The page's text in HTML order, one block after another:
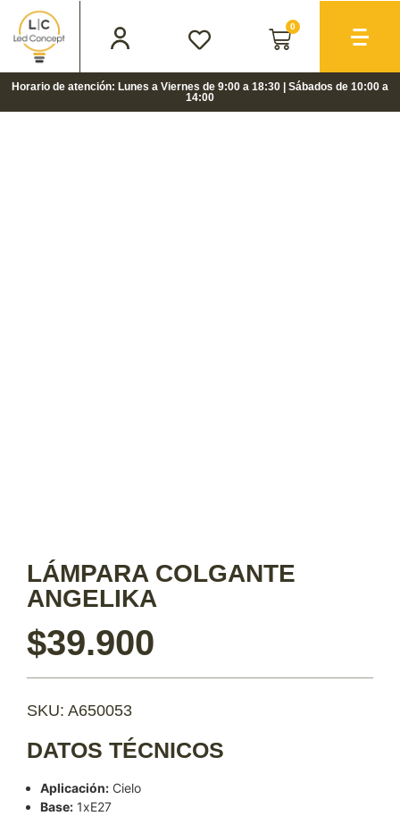
0
Horario de atención: Lunes a Viernes de 9:00 a 18:30 | Sábados de 10:00 a
14:00
LÁMPARA COLGANTE
ANGELIKA
$39.900
SKU: A650053
DATOS TÉCNICOS
Aplicación: Cielo
Base: 1xE27